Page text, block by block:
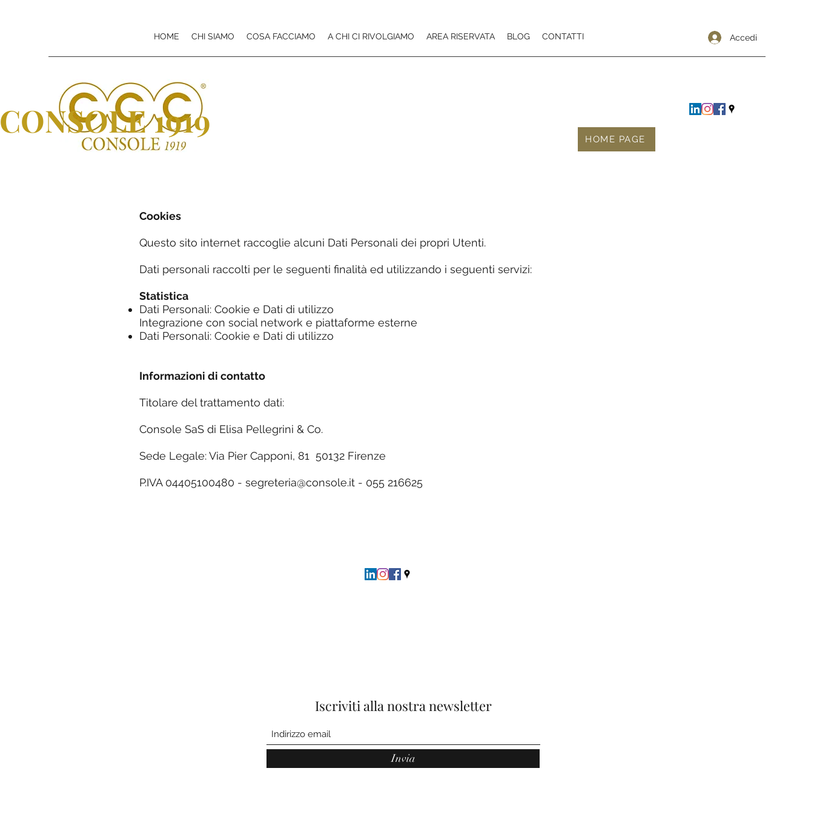
HOME CHI SIAMO COSA FACCIAMO A CHI CI RIVOLGIAMO AREA RISERVATA BLOG CONTATTI Accedi
1919 HOME PAGE
Cookies
Questo sito internet raccoglie alcuni Dati Personali dei propri Utenti.
Dati personali raccolti per le seguenti finalità ed utilizzando i seguenti servizi:
Statistica
Dati Personali: Cookie e Dati di utilizzo
Integrazione con social network e piattaforme esterne
Dati Personali: Cookie e Dati di utilizzo
Informazioni di contatto
Titolare del trattamento dati:
Console SaS di Elisa Pellegrini & Co.
Sede Legale: Via Pier Capponi, 81 50132 Firenze
P.IVA 04405100480 - segreteria@console.it - 055 216625
Iscriviti alla nostra newsletter
Invia